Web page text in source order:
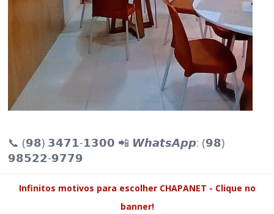
📞 (𝟵𝟴) 𝟯𝟰𝟳𝟭-𝟭𝟯𝟬𝟬 📲 𝙒𝙝𝙖𝙩𝙨𝘼𝙥𝙥: (𝟵𝟴)
𝟵𝟴𝟱𝟮𝟮-𝟵𝟳𝟳𝟵
Infinitos motivos para escolher CHAPANET - Clique no
banner!